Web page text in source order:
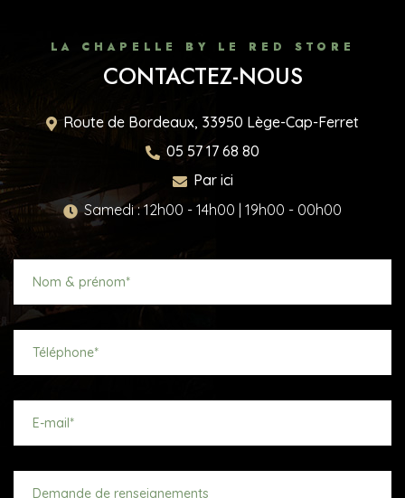
LA CHAPELLE BY LE RED STORE
CONTACTEZ-NOUS
Route de Bordeaux, 33950 Lège-Cap-Ferret
05 57 17 68 80
Par ici
Samedi : 12h00 - 14h00 | 19h00 - 00h00